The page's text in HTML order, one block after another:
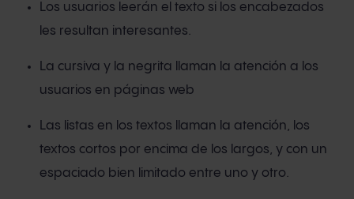
Los usuarios leerán el texto si los encabezados
les resultan interesantes.
La cursiva y la negrita llaman la atención a los
usuarios en páginas web
Las listas en los textos llaman la atención, los
textos cortos por encima de los largos, y con un
espaciado bien limitado entre uno y otro.